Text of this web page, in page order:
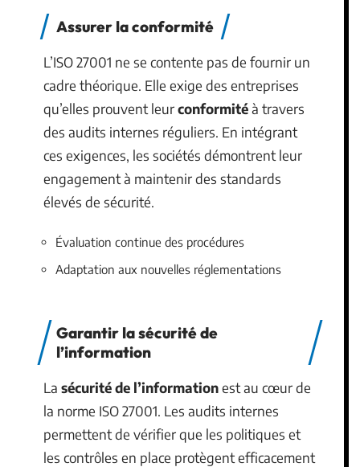
Assurer la conformité
L’ISO 27001 ne se contente pas de fournir un
cadre théorique. Elle exige des entreprises
qu’elles prouvent leurconformitéà travers
des audits internes réguliers. En intégrant
ces exigences, les sociétés démontrent leur
engagement à maintenir des standards
élevés de sécurité.
Évaluation continue des procédures
Adaptation aux nouvelles réglementations
Garantir la sécurité de
l’information
La sécurité de l’informationest au cœur de
la norme ISO 27001. Les audits internes
permettent de vérifier que les politiques et
les contrôles en place protègent efficacement